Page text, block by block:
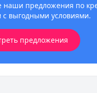
наши предложения по
с выгодными условиями.
предложения